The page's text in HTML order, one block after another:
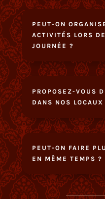
PEUT-ON
ACTIVITÉS LORS
JOURNÉE ?
PROPOSEZ-VOUS
DANS NOS LOCAUX
PEUT-ON FAIRE
EN MÊME TEMPS ?